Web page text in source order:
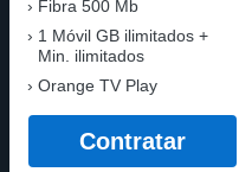
Fibra 500 Mb
1 Móvil GB ilimitados +
Min. ilimitados
Orange TV Play
Contratar